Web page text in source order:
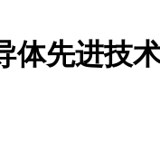
体先进技